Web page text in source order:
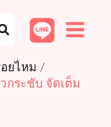
ยไหม
กระชับ จัดเต็ม